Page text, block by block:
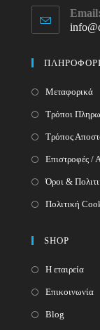
in
your
Email:
Μεταφορικά
Τρόποι
Τρόπος
Επιστροφές /
Όροι &
Πολιτική
SHOP
Η εταιρεία
Επικοινωνία
Blog